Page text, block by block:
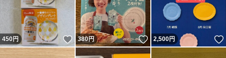
450円 いいね！
380円 いいね！
2,500円